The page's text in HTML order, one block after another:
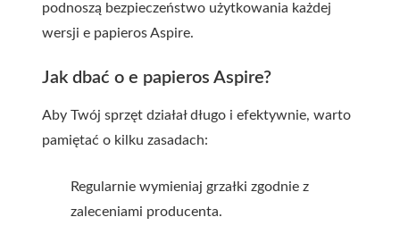
podnoszą bezpieczeństwo użytkowania każdej
wersji e papieros Aspire.
Jak dbać o e papieros Aspire?
Aby Twój sprzęt działał długo i efektywnie, warto
pamiętać o kilku zasadach:
Regularnie wymieniaj grzałki zgodnie z
zaleceniami producenta.